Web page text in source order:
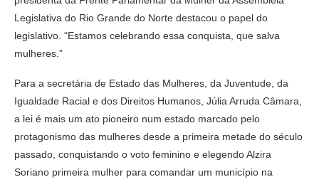
Legislativa do Rio Grande do Norte destacou o papel do
legislativo. “Estamos celebrando essa conquista, que salva
mulheres.”
Para a secretária de Estado das Mulheres, da Juventude, da
Igualdade Racial e dos Direitos Humanos, Júlia Arruda Câmara,
a lei é mais um ato pioneiro num estado marcado pelo
protagonismo das mulheres desde a primeira metade do século
passado, conquistando o voto feminino e elegendo Alzira
Soriano primeira mulher para comandar um município na